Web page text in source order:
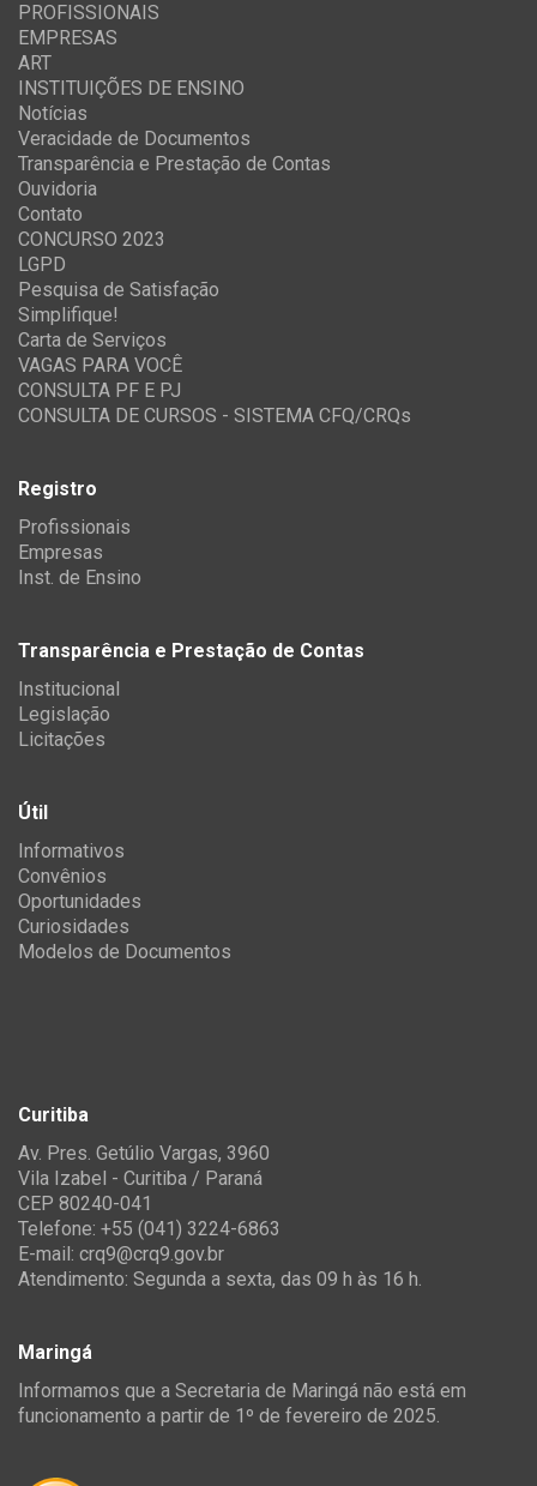
PROFISSIONAIS
EMPRESAS
ART
INSTITUIÇÕES DE ENSINO
Notícias
Veracidade de Documentos
Transparência e Prestação de Contas
Ouvidoria
Contato
CONCURSO 2023
LGPD
Pesquisa de Satisfação
Simplifique!
Carta de Serviços
VAGAS PARA VOCÊ
CONSULTA PF E PJ
CONSULTA DE CURSOS - SISTEMA CFQ/CRQs
Registro
Profissionais
Empresas
Inst. de Ensino
Transparência e Prestação de Contas
Institucional
Legislação
Licitações
Útil
Informativos
Convênios
Oportunidades
Curiosidades
Modelos de Documentos
Curitiba
Av. Pres. Getúlio Vargas, 3960
Vila Izabel - Curitiba / Paraná
CEP 80240-041
Telefone: +55 (041) 3224-6863
E-mail: crq9@crq9.gov.br
Atendimento: Segunda a sexta, das 09 h às 16 h.
Maringá
Informamos que a Secretaria de Maringá não está em
funcionamento a partir de 1º de fevereiro de 2025.